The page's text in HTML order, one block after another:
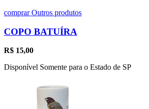
comprarOutros produtos
COPO BATUÍRA
R$ 15,00
Disponível Somente para o Estado de SP